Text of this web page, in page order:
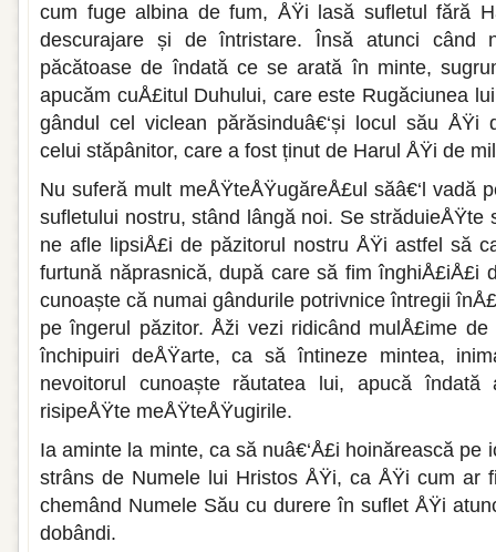
cum fuge albina de fum, ÅŸi lasă sufletul fără
descurajare și de întristare. Însă atunci când
păcătoase de îndată ce se arată în minte,
apucăm cuÅ£itul Duhului, care este Rugăciunea
gândul cel viclean părăsinduâ€‘și locul său ÅŸi
celui stăpânitor, care a fost ținut de Harul ÅŸi de
Nu suferă mult meÅŸteÅŸugăreÅ£ul săâ€‘l vadă
sufletului nostru, stând lângă noi. Se străduieÅŸte
ne afle lipsiÅ£i de păzitorul nostru ÅŸi astfel să
furtună năprasnică, după care să fim înghiÅ£iÅ£i
cunoaște că numai gândurile potrivnice întregii
pe îngerul păzitor. Åži vezi ridicând mulÅ£ime
închipuiri deÅŸarte, ca să întineze mintea,
nevoitorul cunoaște răutatea lui, apucă
risipeÅŸte meÅŸteÅŸugirile.
Ia aminte la minte, ca să nuâ€‘Å£i hoinărească pe
strâns de Numele lui Hristos ÅŸi, ca ÅŸi cum ar
chemând Numele Său cu durere în suflet ÅŸi
dobândi.